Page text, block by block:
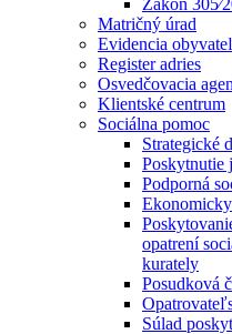
Zákon
Matričný úrad
Evidencia
Register adries
Osvedčovacia
Klientské centrum
Sociálna pomoc
Strategické
Poskytnutie
Podporná
opatrení
kurately
Posudková
Súlad